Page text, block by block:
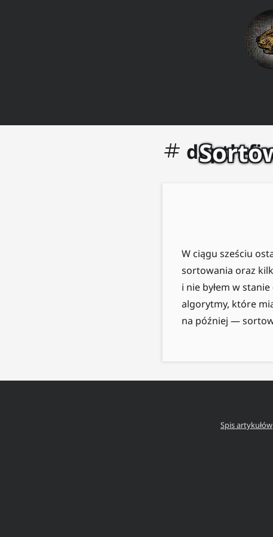
depth-
W ciągu sześciu
sortowania oraz
i nie byłem w
algorytmy, które
na później —
Spis artykułów